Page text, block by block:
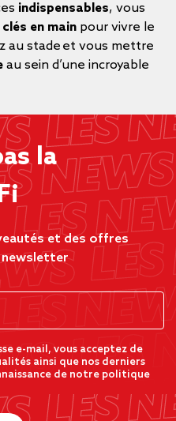
indispensables, vous
clés en main pour vivre le
au stade et vous mettre
au sein d’une incroyable
la
et des offres
newsletter
e-mail, vous acceptez de
ainsi que nos derniers
de notre politique